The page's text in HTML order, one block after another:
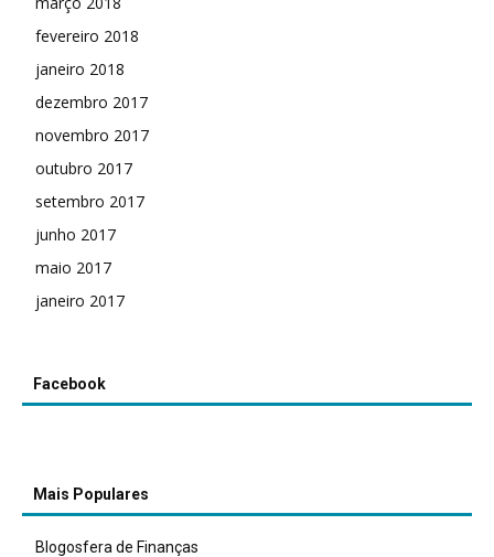
fevereiro 2018
janeiro 2018
dezembro 2017
novembro 2017
outubro 2017
setembro 2017
junho 2017
maio 2017
janeiro 2017
Facebook
Mais Populares
Blogosfera de Finanças